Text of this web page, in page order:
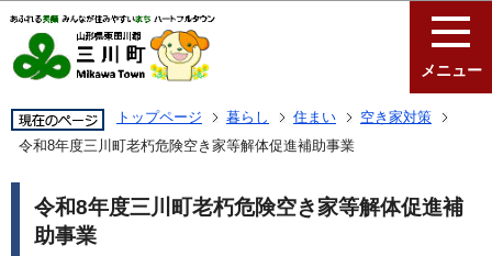
メニュー
トップページ 暮らし 住まい
空き家対策
令和8年度三川町老朽危険空き家等解体促進補助事業
令和8年度三川町老朽危険空き家等解体促進補
助事業